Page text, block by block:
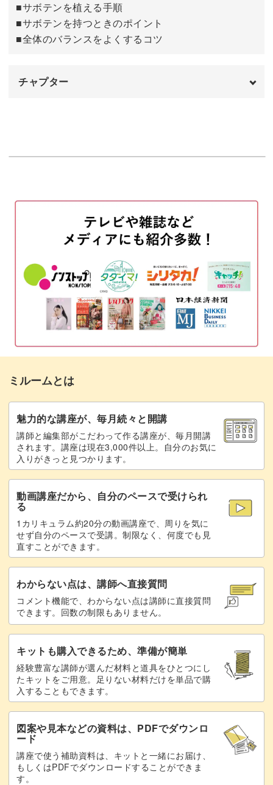
可愛く寄せ植えしたサボテンをお気に入りの場所に飾っ
て、サボテンのある生活を楽しんでみてくださいね♪
■サボテンを植える手順
■サボテンを持つときのポイント
■全体のバランスをよくするコツ
チャプター
配置を決める
メインのサボテンを植える
隙間に小さいサボテンを植える 14:45
化粧砂とココヤシファイバーをのせる
サボテンの寄せ植えの水やり方法
完成♪ 22:22
ミルームとは
魅力的な講座が、毎月続々と開講
講師と編集部がこだわって作る講座が、毎月開講
されます。講座は現在3,000件以上。自分のお気に
入りがきっと見つかります。
動画講座だから、自分のペースで受けられ
る
1カリキュラム約20分の動画講座で、周りを気に
せず自分のペースで受講。制限なく、何度でも見
直すことができます。
わからない点は、講師へ直接質問
コメント機能で、わからない点は講師に直接質問
できます。回数の制限もありません。
キットも購入できるため、準備が簡単
経験豊富な講師が選んだ材料と道具をひとつにし
たキットをご用意。足りない材料だけを単品で購
入することもできます。
図案や見本などの資料は、PDFでダウンロ
ード
講座で使う補助資料は、キットと一緒にお届け、
もしくはPDFでダウンロードすることができま
す。